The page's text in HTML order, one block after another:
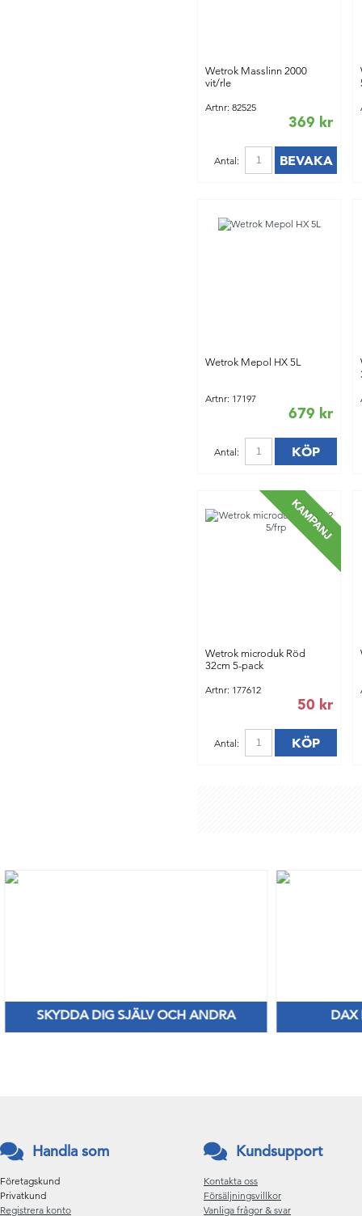
Wetrok Masslinn 2000
vit/rle
Artnr: 82525
369 kr
Antal: BEVAKA
Wetrok Mepol HX 5L
Artnr: 17197
679 kr
Antal: KÖP
Wetrok microduk Röd
32cm 5-pack
Artnr: 177612
50 kr
Antal: KÖP
DIG SJÄLV OCH ANDRA
på nitril & vinylhanskar
DAX
Håll dig frisk med
Handla som
Företagskund
Privatkund
Registrera konto
Kundsupport
Kontakta oss
Försäljningsvillkor
Vanliga frågor & svar